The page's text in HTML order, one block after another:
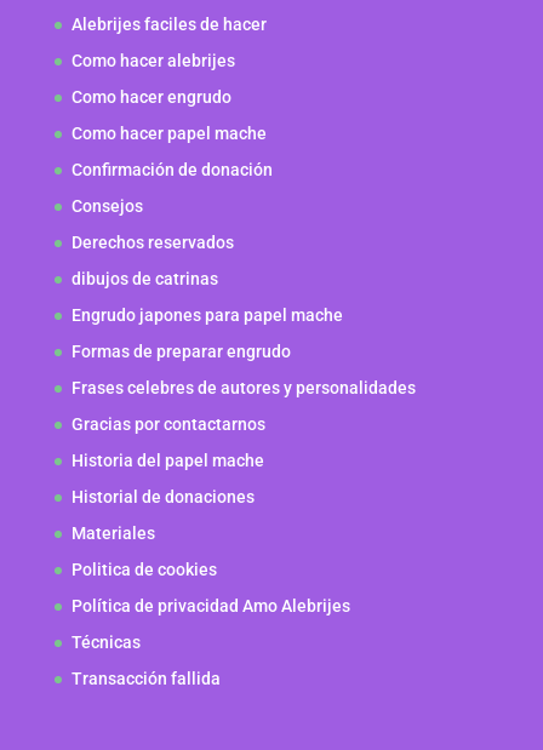
Alebrijes faciles de hacer
Como hacer alebrijes
Como hacer engrudo
Como hacer papel mache
Confirmación de donación
Consejos
Derechos reservados
dibujos de catrinas
Engrudo japones para papel mache
Formas de preparar engrudo
Frases celebres de autores y personalidades
Gracias por contactarnos
Historia del papel mache
Historial de donaciones
Materiales
Politica de cookies
Política de privacidad Amo Alebrijes
Técnicas
Transacción fallida